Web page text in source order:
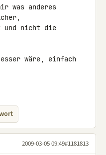
was anderes
und nicht die
wäre, einfach
2009-03-05 09:49#1181813